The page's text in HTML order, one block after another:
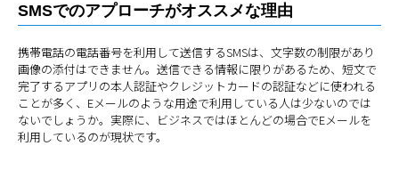
SMSでのアプローチがオススメな理由
携帯電話の電話番号を利用して送信するSMSは、文字数の制限があり
画像の添付はできません。送信できる情報に限りがあるため、短文で
完了するアプリの本人認証やクレジットカードの認証などに使われる
ことが多く、Eメールのような用途で利用している人は少ないのでは
ないでしょうか。実際に、ビジネスではほとんどの場合でEメールを
利用しているのが現状です。